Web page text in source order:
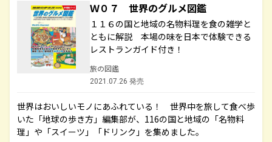
Ｗ０７ 世界のグルメ図鑑
１１６の国と地域の名物料理を食の雑学と
ともに解説 本場の味を日本で体験できる
レストランガイド付き！
旅の図鑑
2021.07.26 発売
世界はおいしいモノにあふれている！ 世界中を旅して食べ歩
いた「地球の歩き方」編集部が、116の国と地域の「名物料
理」や「スイーツ」「ドリンク」を集めました。